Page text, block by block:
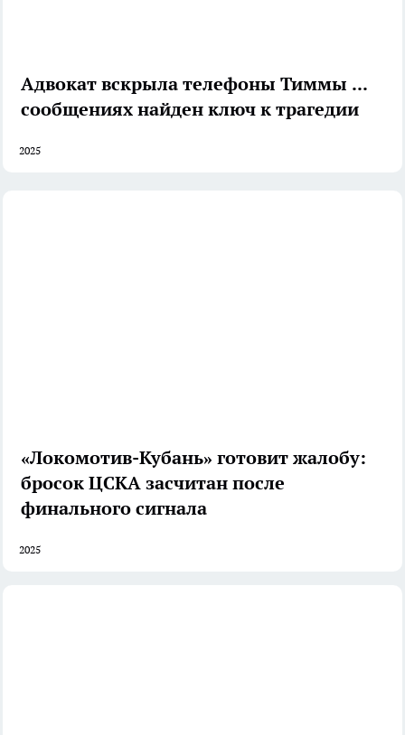
Адвокат вскрыла телефоны Тиммы — в
сообщениях найден ключ к трагедии
2025
«Локомотив-Кубань» готовит жалобу:
бросок ЦСКА засчитан после
финального сигнала
2025